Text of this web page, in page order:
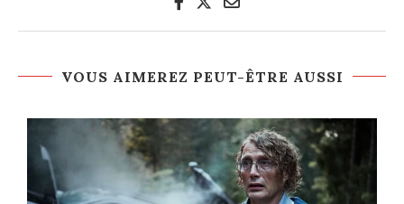
VOUS AIMEREZ PEUT-ÊTRE AUSSI